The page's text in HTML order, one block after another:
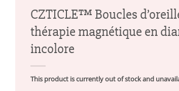
CZTICLE™ Boucles
thérapie magnétique en
incolore
This product is currently out of stock and